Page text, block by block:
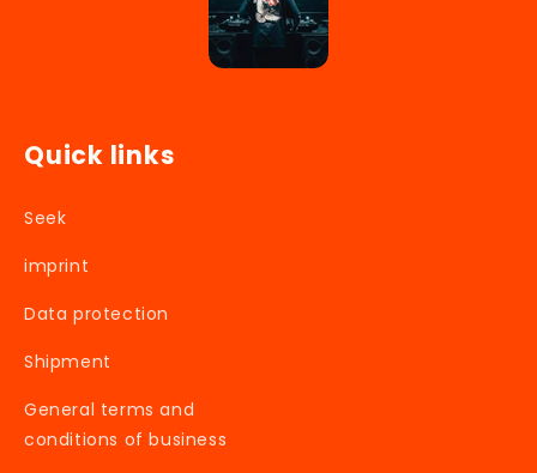
Quick links
Seek
imprint
Data protection
Shipment
General terms and
conditions of business